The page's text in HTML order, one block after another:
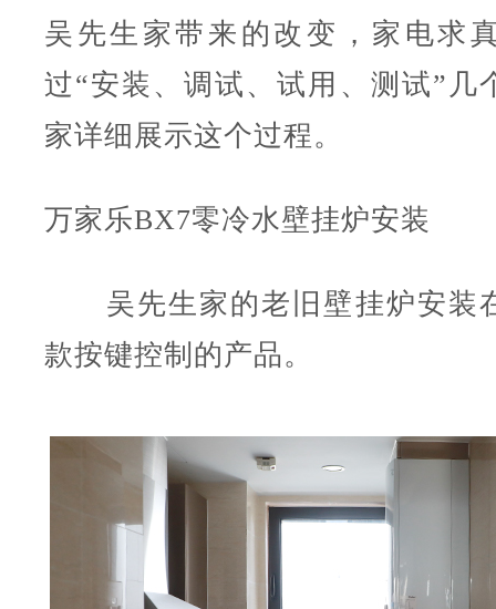
吴先生家带来的改变，家电求
过“安装、调试、试用、测试”几
家详细展示这个过程。
万家乐BX7零冷水壁挂炉安装
吴先生家的老旧壁挂炉安装
款按键控制的产品。